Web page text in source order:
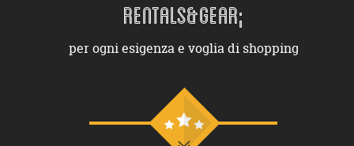
RENTALS&GEAR;
per ogni esigenza e voglia di shopping